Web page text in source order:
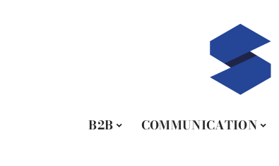
B2B COMMUNICATION